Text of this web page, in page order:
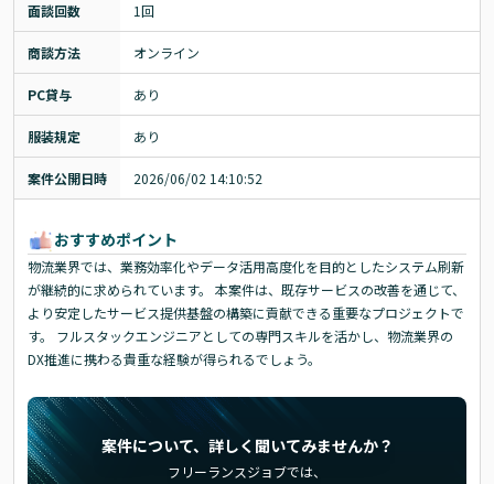
面談回数 1回
商談方法 オンライン
PC貸与 あり
服装規定 あり
案件公開日時 2026/06/02 14:10:52
おすすめポイント
物流業界では、業務効率化やデータ活用高度化を目的としたシステム刷新
が継続的に求められています。 本案件は、既存サービスの改善を通じて、
より安定したサービス提供基盤の構築に貢献できる重要なプロジェクトで
す。 フルスタックエンジニアとしての専門スキルを活かし、物流業界の
DX推進に携わる貴重な経験が得られるでしょう。
案件について、詳しく聞いてみませんか？
フリーランスジョブでは、